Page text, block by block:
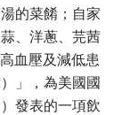
的菜餚；自家
、洋蔥、芫茜
血壓及減低患
」，為美國國
發表的一項飲